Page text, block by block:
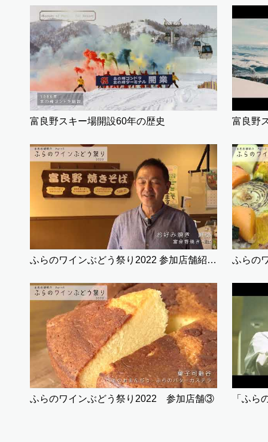
富良野スキー場開設60年の歴史 富良野
ふらのワインぶどう祭り2022 参加店舗紹介①
ふらのワインぶどう祭り2022 参加店舗③